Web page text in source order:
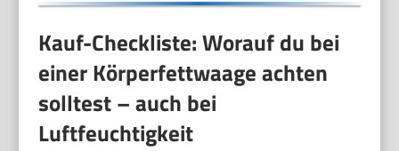
Kauf-Checkliste: Worauf du bei
einer Körperfettwaage achten
solltest – auch bei
Luftfeuchtigkeit